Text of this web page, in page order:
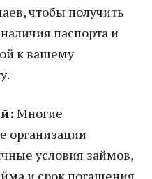
чтобы получить
паспорта и
к вашему
Многие
организации
условия займов,
и срок погашения.